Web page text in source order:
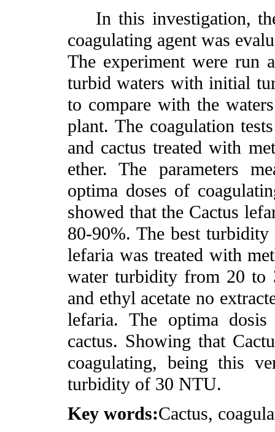
In this investigation,
coagulating agent was
The experiment were run
turbid waters with initial
to compare with the
plant. The coagulation
and cactus treated with
ether. The parameters
optima doses of
showed that the Cactus
80-90%. The best turbidity
lefaria was treated with
water turbidity from 20 to
and ethyl acetate no
lefaria. The optima
cactus. Showing that
coagulating, being this
turbidity of 30 NTU.
Key words:Cactus,